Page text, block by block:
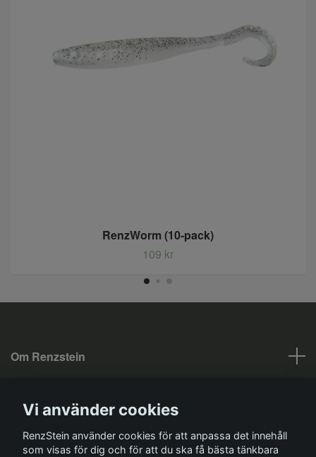
RenzWorm (10-pack)
109 kr
Om Renzstein
Sociala medier
Vi använder cookies
RenzStein använder cookies för att anpassa det innehåll
som visas för dig och för att du ska få bästa tänkbara